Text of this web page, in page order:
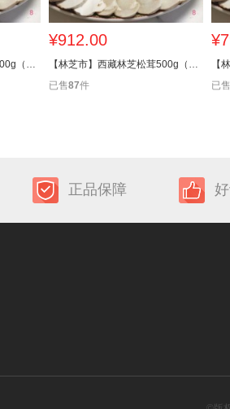
【林芝市】西藏林芝松茸500g（12厘米以上）
¥912.00
【林芝市】西藏林芝松茸500g（9厘米-12厘米）
已售87件
已售
正品保障